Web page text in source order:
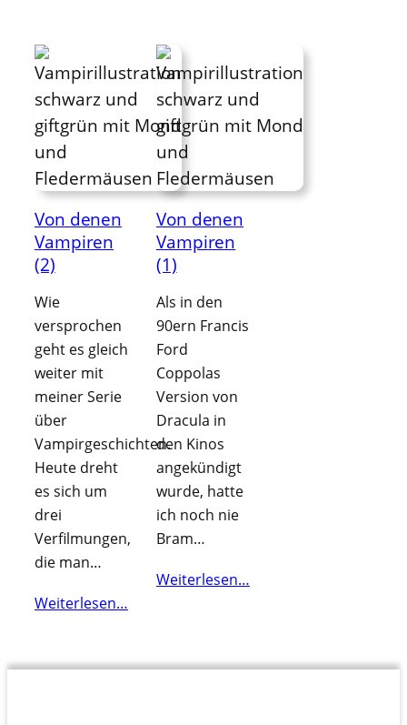
Von denen
Vampiren
(2)
Wie
versprochen
geht es gleich
weiter mit
meiner Serie
über
Vampirgeschichten.
Heute dreht
es sich um
drei
Verfilmungen,
die man…
Weiterlesen…
Von denen
Vampiren
(1)
Als in den
90ern Francis
Ford
Coppolas
Version von
Dracula in
den Kinos
angekündigt
wurde, hatte
ich noch nie
Bram…
Weiterlesen…